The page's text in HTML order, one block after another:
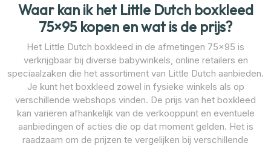
Waar kan ik het Little Dutch boxkleed
75×95 kopen en wat is de prijs?
Het Little Dutch boxkleed in de afmetingen 75×95 is
verkrijgbaar bij diverse babywinkels, online retailers en
speciaalzaken die het assortiment van Little Dutch aanbieden.
Je kunt het boxkleed zowel in fysieke winkels als op
verschillende webshops vinden. De prijs van het boxkleed
kan variëren afhankelijk van de verkooppunt en eventuele
aanbiedingen of acties die op dat moment gelden. Het is
raadzaam om de prijzen te vergelijken bij verschillende